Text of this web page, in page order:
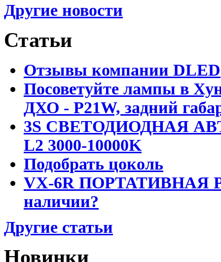
Другие новости
Статьи
Отзывы компании DLED
Посоветуйте лампы в
ДХО - P21W, задний
3S СВЕТОДИОДНАЯ
L2 3000-10000K
Подобрать цоколь
VX-6R ПОРТАТИВНАЯ
наличии?
Другие статьи
Новинки